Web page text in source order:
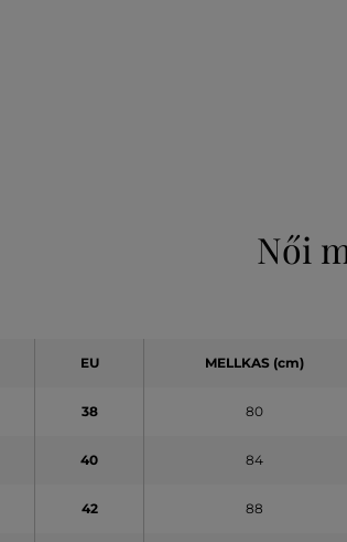
Női
EU MELLKAS (cm)
38 80
40 84
42 88